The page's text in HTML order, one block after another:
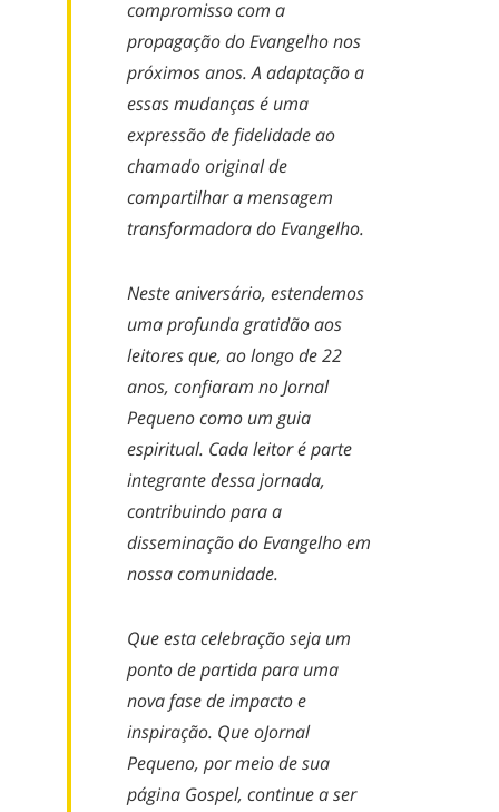
compromisso com a
propagação do Evangelho nos
próximos anos. A adaptação a
essas mudanças é uma
expressão de fidelidade ao
chamado original de
compartilhar a mensagem
transformadora do Evangelho.
Neste aniversário, estendemos
uma profunda gratidão aos
leitores que, ao longo de 22
anos, confiaram no Jornal
Pequeno como um guia
espiritual. Cada leitor é parte
integrante dessa jornada,
contribuindo para a
disseminação do Evangelho em
nossa comunidade.
Que esta celebração seja um
ponto de partida para uma
nova fase de impacto e
inspiração. QueoJornal
Pequeno, por meio de sua
página Gospel, continuea ser